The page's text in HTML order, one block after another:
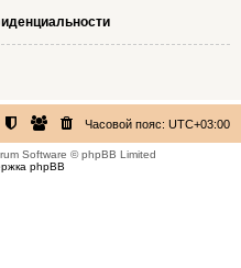
Часовой пояс: UTC+03:00
Software © phpBB Limited
phpBB